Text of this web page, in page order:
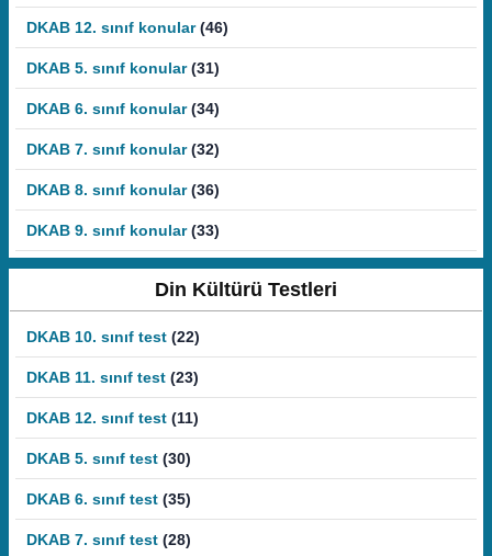
DKAB 12. sınıf konular (46)
DKAB 5. sınıf konular (31)
DKAB 6. sınıf konular (34)
DKAB 7. sınıf konular (32)
DKAB 8. sınıf konular (36)
DKAB 9. sınıf konular (33)
Din Kültürü Testleri
DKAB 10. sınıf test (22)
DKAB 11. sınıf test (23)
DKAB 12. sınıf test (11)
DKAB 5. sınıf test (30)
DKAB 6. sınıf test (35)
DKAB 7. sınıf test (28)